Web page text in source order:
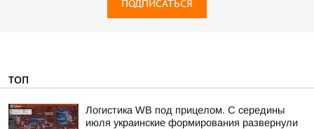
ПОДПИСАТЬСЯ
ТОП
Логистика WB под прицелом. С середины
июля украинские формирования развернули